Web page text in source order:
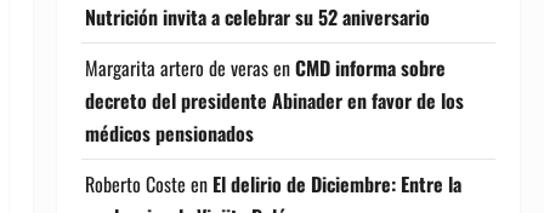
Nutrición invita a celebrar su 52 aniversario
Margarita artero de verasenCMD informa sobre
decreto del presidente Abinader en favor de los
médicos pensionados
Roberto Coste en El delirio de Diciembre: Entre la